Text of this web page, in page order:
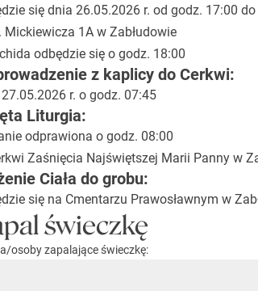
się dnia 26.05.2026 r. od godz. 17:00
Mickiewicza 1A w Zabłudowie
odbędzie się o godz. 18:00
z kaplicy do Cerkwi:
r. o godz. 07:45
Liturgia:
odprawiona o godz. 08:00
Zaśnięcia Najświętszej Marii Panny w
Ciała do grobu:
się na Cmentarzu Prawosławnym w
świeczkę
osoby zapalające świeczkę: